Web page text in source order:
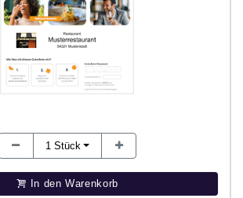
1 Stück
In den Warenkorb